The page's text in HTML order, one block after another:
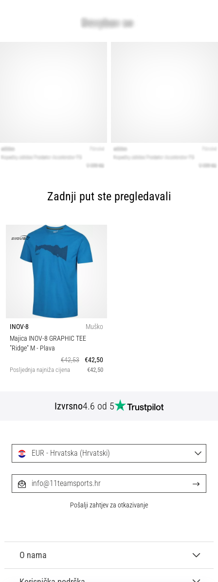
Zadnji put ste pregledavali
INOV-8
Muško
Majica INOV-8 GRAPHIC TEE
"Ridge" M- Plava
€42,53
€42,50
Posljednja najniža cijena €42,50
Izvrsno4.6 od 5
O nama
EUR - Hrvatska (Hrvatski)
info@11teamsports.hr
Pošalji zahtjev za otkazivanje